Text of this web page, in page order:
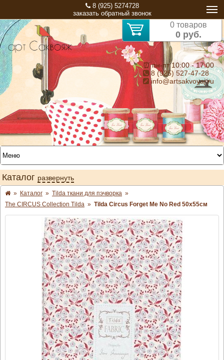
8 (925) 5274728
заказать обратный звонок
0 товаров
0 руб.
⏰ пн-пт 10:00 - 17:00
8 (925) 527-47-28
info@artsakvoyaj.ru
Каталог развернуть
» Каталог » Tilda ткани для пэчворка »
The CIRCUS Collection Tilda » Tilda Circus Forget Me No Red 50х55см